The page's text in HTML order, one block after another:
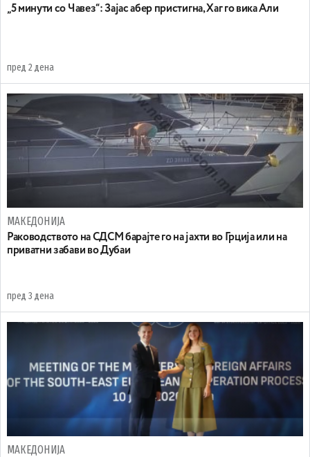
„5 минути со Чавез“: Зајас абер пристигна, Хаг го вика Али
пред 2 дена
МАКЕДОНИЈА
Раководството на СДСМ барајте го на јахти во Грција или на
приватни забави во Дубаи
пред 3 дена
МАКЕДОНИЈА